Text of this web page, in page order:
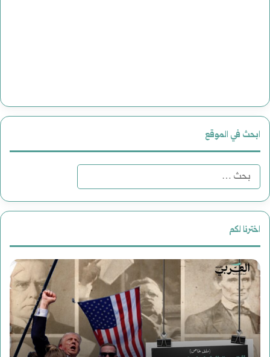
ابحث في الموقع
ل
ح
ع
ن
:
اخترنا لكم
ر
و
ا
ي
فبراير 19, 2025